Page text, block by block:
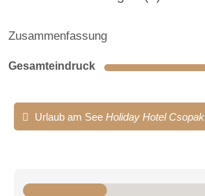
Zusammenfassung
Gesamteindruck
Urlaub am See Holiday Hotel Csopak